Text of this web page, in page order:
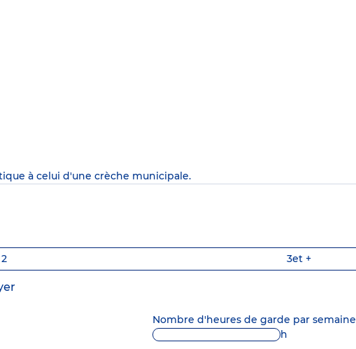
à celui d'une crèche municipale.
2 3et +
Nombre d'heures de garde par semaine
h